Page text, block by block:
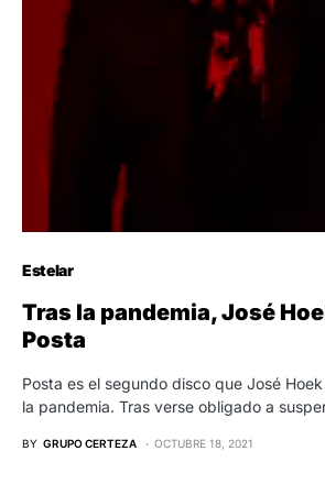
Estelar
Tras la pandemia, José
Posta
Posta es el segundo disco que José
la pandemia. Tras verse obligado a
BY GRUPO CERTEZA OCTUBRE 18, 2021